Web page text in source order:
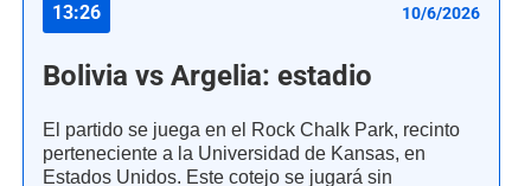
13:26 10/6/2026
Bolivia vs Argelia: estadio
El partido se juega en el Rock Chalk Park, recinto
perteneciente a la Universidad de Kansas, en
Estados Unidos. Este cotejo se jugará sin